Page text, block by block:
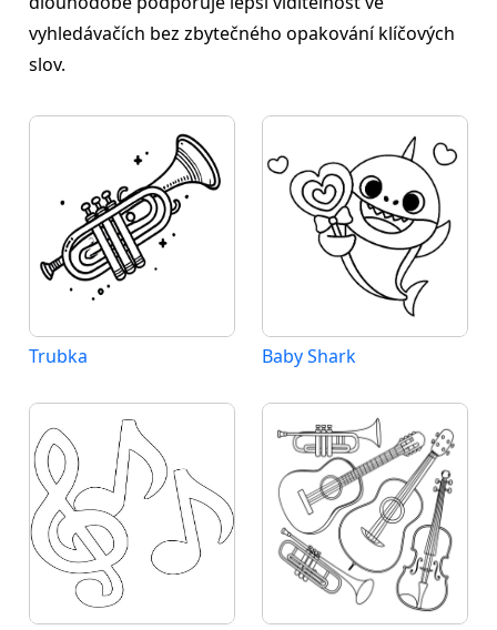
vyhledávačích bez zbytečného opakování klíčových
slov.
Trubka Baby Shark